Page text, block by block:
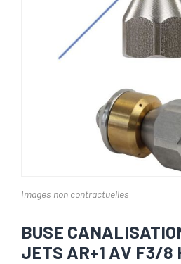
Images non contractuelles
BUSE
JETS AR+1 AV F3/8